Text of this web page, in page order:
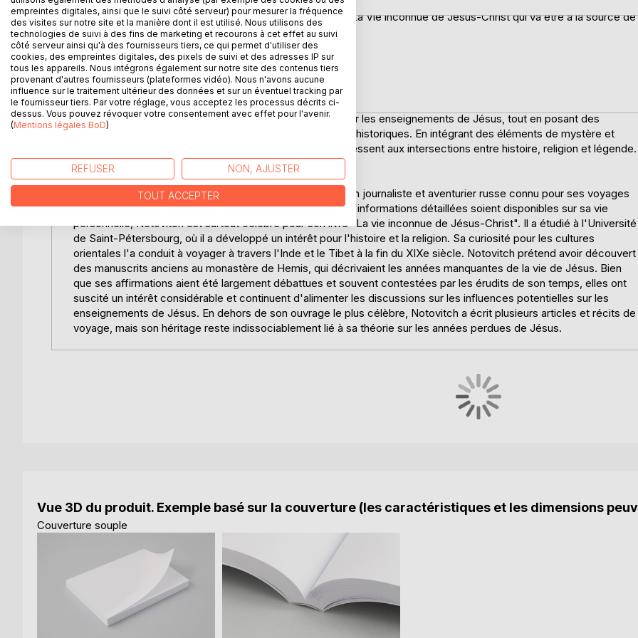
canoniques. Selon Notovitch, Jésus aurait voyagé en Inde pendant cette période, où il aurait étudié les
enseignements bouddhistes et hindous, avant de retourner en Palestine pour commencer son ministère. Ce livre se
base sur des manuscrits anciens qu'il aurait découverts au monastère de Hemis, au Ladakh. L'auteur relate ses
propres voyages en Inde et au Tibet, décrivant ses rencontres avec des moines et les manuscrits qu'il aurait vus.
Bien que son récit ait suscité des débats et des critiques, il offre une perspective alternative sur la vie de Jésus qui
intrigue historiens, théologiens et chercheurs. Notovitch propose une vision de Jésus comme un sage universel,
dont les enseignements transcendent les frontières culturelles et religieuses. Cette oeuvre invite le lecteur à
reconsidérer les influences spirituelles qui ont pu façonner les enseignements de Jésus, tout en posant des
questions sur la transmission et la préservation des récits historiques. En intégrant des éléments de mystère et
d'aventure, le livre capte l'imagination de ceux qui s'intéressent aux intersections entre histoire, religion et légende.
L'AUTEUR :
Nicolas Notovitch, né en 1858 à Kertch, en Crimée, était un journaliste et aventurier russe connu pour ses voyages
et ses écrits sur des sujets controversés. Bien que peu d'informations détaillées soient disponibles sur sa vie
personnelle, Notovitch est surtout célèbre pour son livre "La vie inconnue de Jésus-Christ". Il a étudié à l'Université
de Saint-Pétersbourg, où il a développé un intérêt pour l'histoire et la religion. Sa curiosité pour les cultures
orientales l'a conduit à voyager à travers l'Inde et le Tibet à la fin du XIXe siècle. Notovitch prétend avoir découvert
des manuscrits anciens au monastère de Hemis, qui décrivaient les années manquantes de la vie de Jésus. Bien
que ses affirmations aient été largement débattues et souvent contestées par les érudits de son temps, elles ont
suscité un intérêt considérable et continuent d'alimenter les discussions sur les influences potentielles sur les
enseignements de Jésus. En dehors de son ouvrage le plus célèbre, Notovitch a écrit plusieurs articles et récits de
voyage, mais son héritage reste indissociablement lié à sa théorie sur les années perdues de Jésus.
En 1894 il publie en français son livre La Vie inconnue de Jésus-Christ qui va être à la source
attaques et polémiques.
Vue 3D du produit. Exemple basé sur la couverture (les caractéristiques et les dimensions
Couverture souple
empreintes digitales, ainsi que le suivi côté serveur) pour mesurer la fréquence
des visites sur notre site et la manière dont il est utilisé. Nous utilisons des
technologies de suivi à des fins de marketing et recourons à cet effet au suivi
côté serveur ainsi qu'à des fournisseurs tiers, ce qui permet d'utiliser des
cookies, des empreintes digitales, des pixels de suivi et des adresses IP sur
tous les appareils. Nous intégrons également sur notre site des contenus tiers
provenant d'autres fournisseurs (plateformes vidéo). Nous n'avons aucune
influence sur le traitement ultérieur des données et sur un éventuel tracking par
le fournisseur tiers. Par votre réglage, vous acceptez les processus décrits ci-
dessus. Vous pouvez révoquer votre consentement avec effet pour l'avenir.
(Mentions légales BoD)
REFUSER NON, AJUSTER
TOUT ACCEPTER